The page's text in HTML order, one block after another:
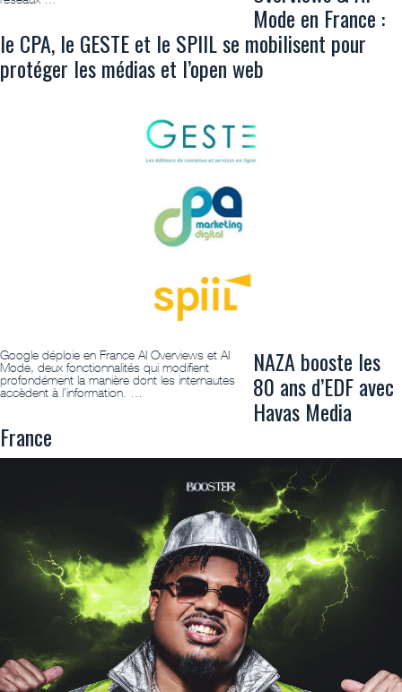
Mode en France :
le CPA, le GESTE et le SPIIL se mobilisent pour
protéger les médias et l’open web
Google déploie en France AI Overviews et AI
Mode, deux fonctionnalités qui modifient
profondément la manière dont les internautes
accèdent à l’information. …
NAZA booste les
80 ans d’EDF avec
Havas Media
France